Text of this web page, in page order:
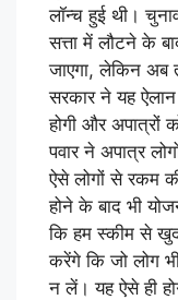
लॉन्च हुई थी।
सत्ता में लौटने के
जाएगा, लेकिन
सरकार ने यह
होगी और अपात्रों
पवार ने अपात्र
ऐसे लोगों से रकम
होने के बाद भी
कि हम स्कीम से
करेंगे कि जो लोग
न लें। यह ऐसे ही